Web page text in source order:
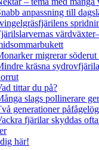
anpassning till
migrerar söderut
kräsna
tittar du på?
slags pollinerare
generationer
fjärilar skyddas
här!